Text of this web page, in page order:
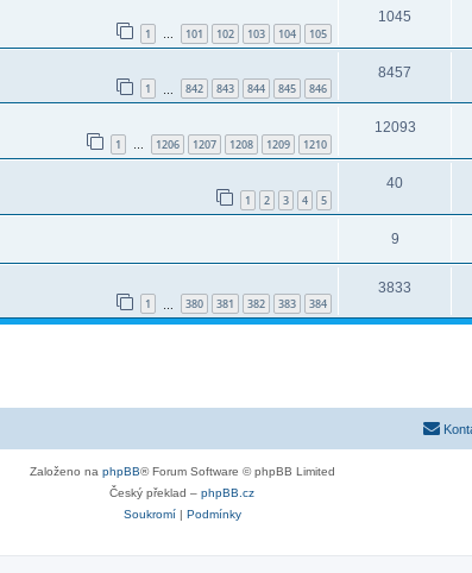
1 … 101 102 103 104 105
1045
1 842 843 844 845 846
8457
1 … 1206 1207 1208 1209 1210
12093
1 2 3 4 5
40
9
1 380 381 382 383 384
3833
Založeno na phpBB® Forum Software © phpBB Limited
Český překlad – phpBB.cz
Soukromí| Podmínky